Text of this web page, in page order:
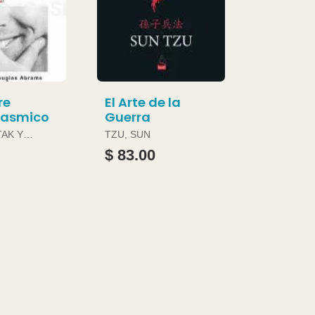
Y
El Arte de la
Guerra
TZU, SUN
$ 83.00